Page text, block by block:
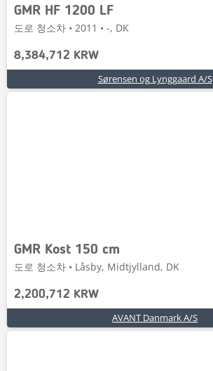
GMR HF 1200 LF
도로 청소차 • 2011 • -, DK
8,384,712 KRW
Sørensen og Lynggaard A/S
GMR Kost 150 cm
도로 청소차 • Låsby, Midtjylland, DK
2,200,712 KRW
AVANT Danmark A/S